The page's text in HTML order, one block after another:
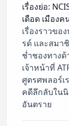
เรื่องย่อ:
เดือด เมือง
เรื่องราวขอ
รด์ และสมา
ช่ำชองทาง
เจ้าหน้าที่
ศูตรศพลอร์เ
คดีลึกลับใน
อันตราย